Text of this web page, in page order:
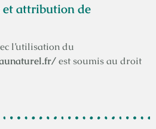
et attribution de
l’utilisation du
est soumis au droit